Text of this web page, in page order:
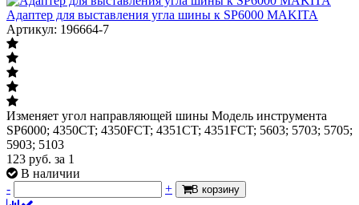
Адаптер для выставления угла шины к SP6000 MAKITA
Артикул: 196664-7
Изменяет угол направляющей шины Модель инструмента
SP6000; 4350CT; 4350FCT; 4351CT; 4351FCT; 5603; 5703; 5705;
5903; 5103
123 руб. за 1
В наличии
-
+ В корзину